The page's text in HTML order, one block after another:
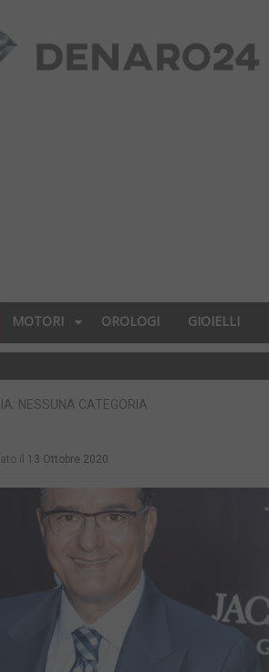
MOTORI OROLOGI GIOIELLI
NESSUNA CATEGORIA
il 13 Ottobre 2020